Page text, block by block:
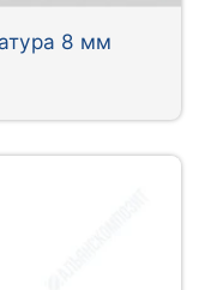
8 мм